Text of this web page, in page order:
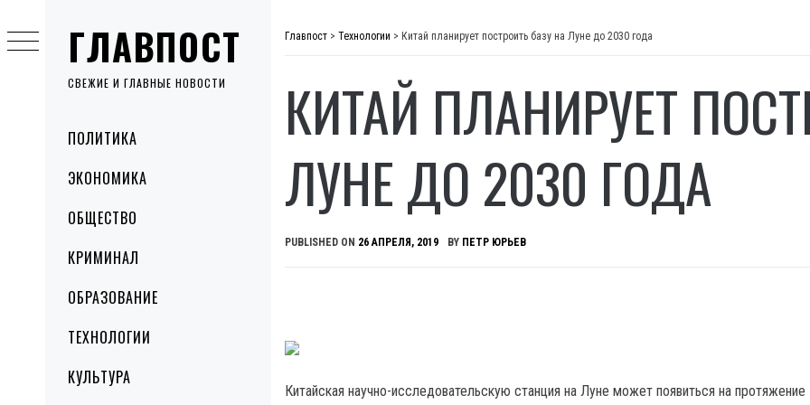
ГЛАВПОСТ
СВЕЖИЕ И ГЛАВНЫЕ НОВОСТИ
MenuПОЛИТИКА
ЭКОНОМИКА
ОБЩЕСТВО
КРИМИНАЛ
ОБРАЗОВАНИЕ
ТЕХНОЛОГИИ
КУЛЬТУРА
to
content
Главпост > Технологии > Китай планирует построить базу на Луне до 2030 года
КИТАЙ ПЛАНИРУЕТ
ЛУНЕ ДО 2030 ГОДА
PUBLISHED ON 26 АПРЕЛЯ, 2019 BY ПЕТР ЮРЬЕВ
Китайская научно-исследовательскую станция на Луне может появиться на